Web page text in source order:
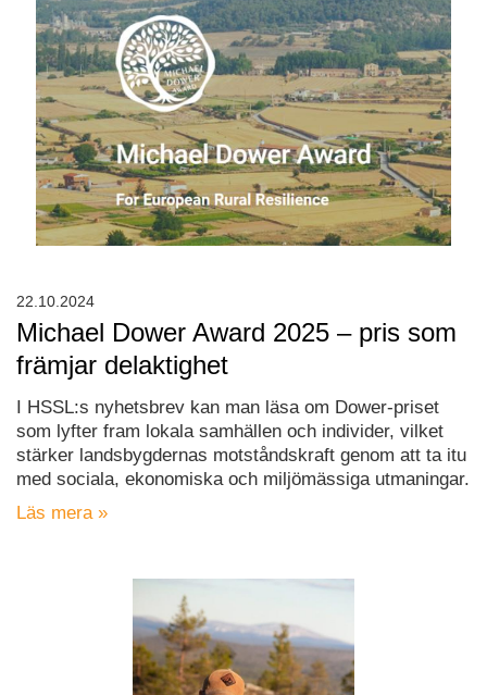
Michael Dower Award 2025 – pris som
främjar delaktighet
I HSSL:s nyhetsbrev kan man läsa om Dower-priset
som lyfter fram lokala samhällen och individer, vilket
stärker landsbygdernas motståndskraft genom att ta itu
med sociala, ekonomiska och miljömässiga utmaningar.
Läs mera »
22.10.2024